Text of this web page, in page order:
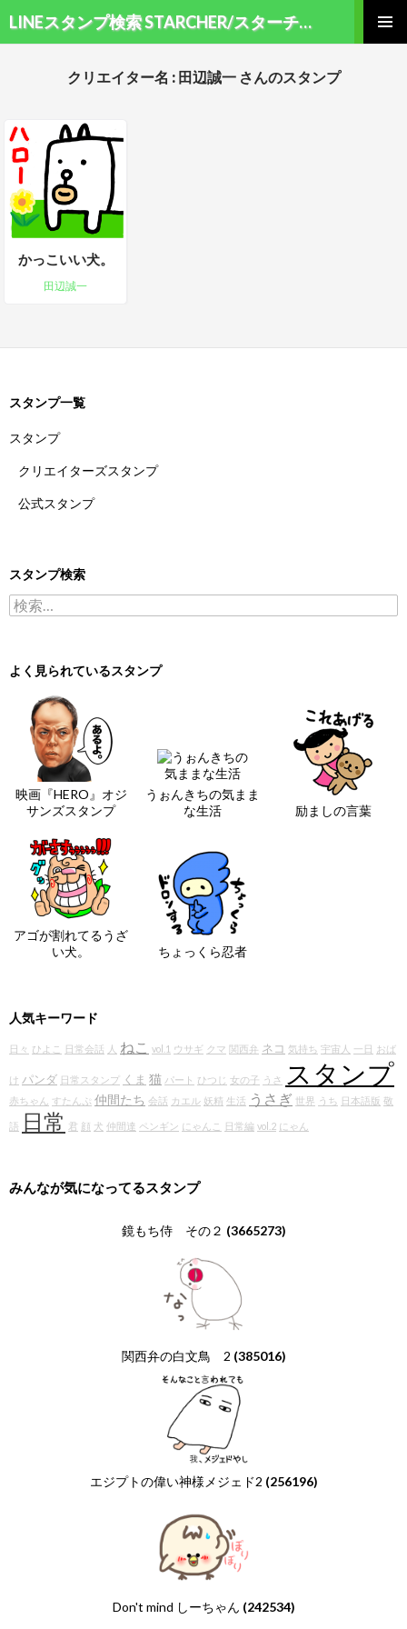
LINEスタンプ検索 STARCHER/スターチャー
クリエイター名 : 田辺誠一 さんのスタンプ
かっこいい犬。
田辺誠一
スタンプ一覧
スタンプ
クリエイターズスタンプ
公式スタンプ
スタンプ検索
検索:
よく見られているスタンプ
映画『HERO』オジ
サンズスタンプ
うぉんきちの気まま
な生活
励ましの言葉
アゴが割れてるうざ
い犬。
ちょっくら忍者
人気キーワード
日々 ひよこ 日常会話 人 ねこ vol.1 ウサギ クマ 関西弁 ネコ 気持ち 宇宙人 一日 おば
け パンダ 日常スタンプ くま 猫 パート ひつじ 女の子 うさ スタンプ
赤ちゃん すたんぷ 仲間たち 会話 カエル 妖精 生活 うさぎ 世界 うち 日本語版 敬
語 日常 君 顔 犬 仲間達 ペンギン にゃんこ 日常編 vol.2 にゃん
みんなが気になってるスタンプ
鏡もち侍 その２ (3665273)
関西弁の白文鳥 2 (385016)
エジプトの偉い神様メジェド2 (256196)
Don't mind しーちゃん (242534)